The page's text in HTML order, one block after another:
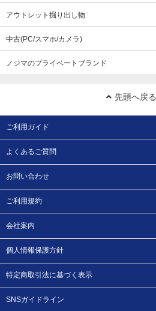
アウトレット掘り出し物
中古(PC/スマホ/カメラ)
ノジマのプライベートブランド
先頭へ戻る
ご利用ガイド
よくあるご質問
お問い合わせ
ご利用規約
会社案内
個人情報保護方針
特定商取引法に基づく表示
SNSガイドライン